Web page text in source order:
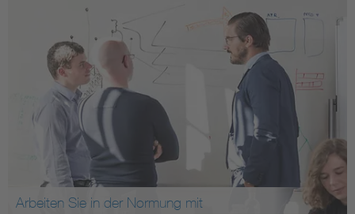
Arbeiten Sie in der Normung mit